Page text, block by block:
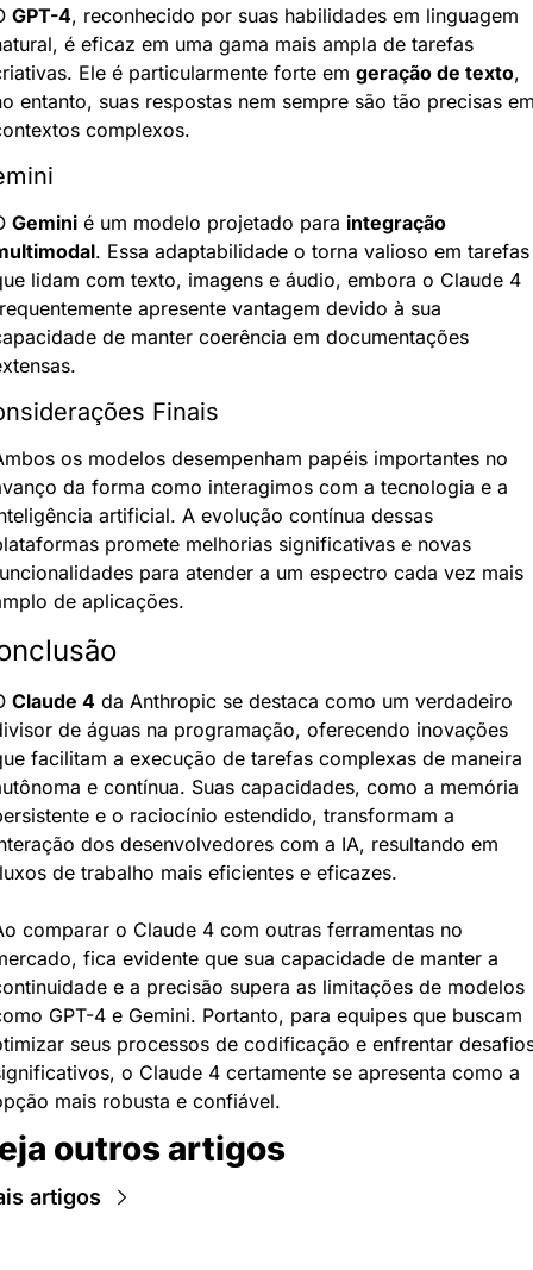
GPT-4, reconhecido por suas habilidades em linguagem
é eficaz em uma gama mais ampla de tarefas
Ele é particularmente forte em geração de texto,
entanto, suas respostas nem sempre são tão precisas
complexos.
Gemini é um modelo projetado para integração
. Essa adaptabilidade o torna valioso em tarefas
lidam com texto, imagens e áudio, embora o Claude 4
apresente vantagem devido à sua
de manter coerência em documentações
Finais
os modelos desempenham papéis importantes no
da forma como interagimos com a tecnologia e a
artificial. A evolução contínua dessas
promete melhorias significativas e novas
para atender a um espectro cada vez mais
de aplicações.
Claude 4 da Anthropic se destaca como um verdadeiro
de águas na programação, oferecendo inovações
facilitam a execução de tarefas complexas de maneira
e contínua. Suas capacidades, como a memória
e o raciocínio estendido, transformam a
dos desenvolvedores com a IA, resultando em
de trabalho mais eficientes e eficazes.
comparar o Claude 4 com outras ferramentas no
fica evidente que sua capacidade de manter a
e a precisão supera as limitações de modelos
GPT-4 e Gemini. Portanto, para equipes que buscam
seus processos de codificação e enfrentar
o Claude 4 certamente se apresenta como a
mais robusta e confiável.
outros artigos
artigos